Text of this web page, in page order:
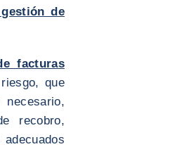
de
facturas
que
recobro,